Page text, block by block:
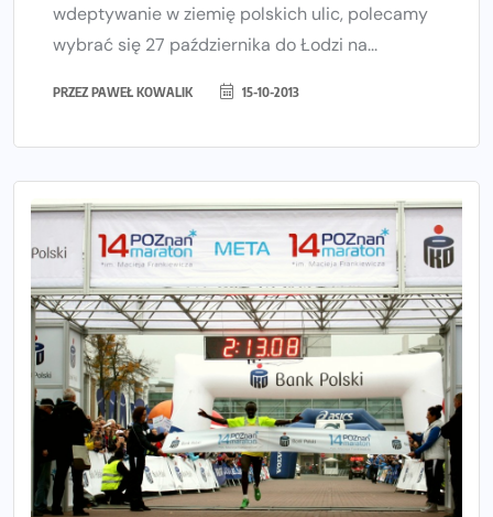
wdeptywanie w ziemię polskich ulic, polecamy
wybrać się 27 października do Łodzi na...
PRZEZ PAWEŁ KOWALIK 15-10-2013